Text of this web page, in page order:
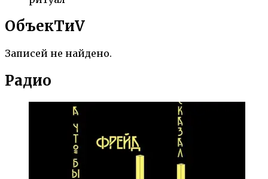
ОбъекTиV
Записей не найдено.
Радио